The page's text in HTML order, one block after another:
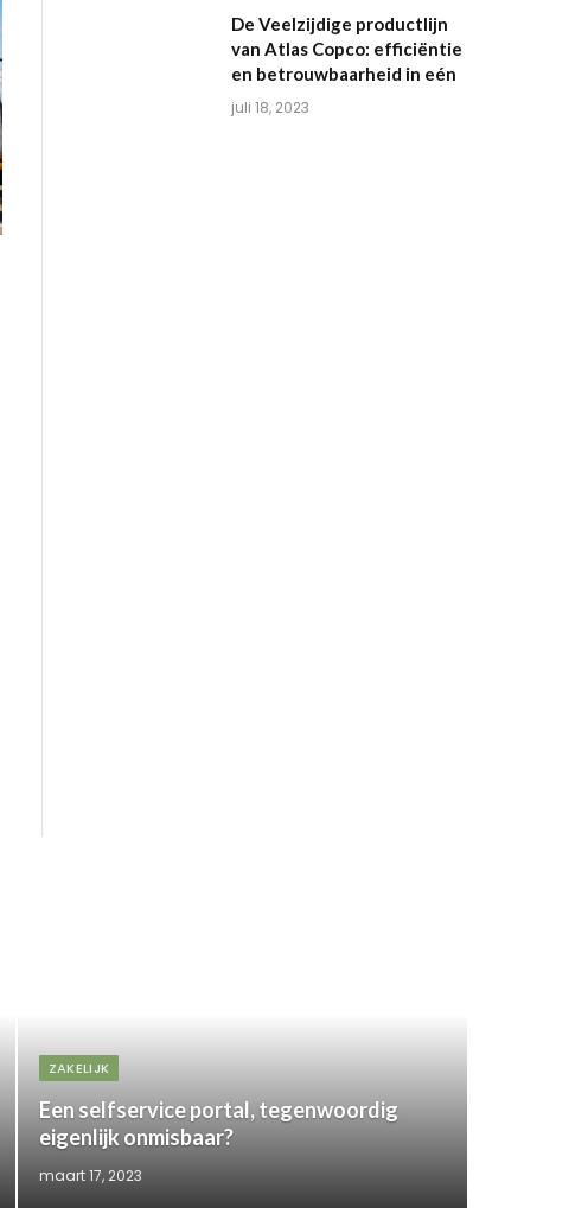
De Veelzijdige productlijn
van Atlas Copco: efficiëntie
en betrouwbaarheid in eén
juli 18, 2023
ZAKELIJK
Een selfservice portal, tegenwoordig
eigenlijk onmisbaar?
maart 17, 2023